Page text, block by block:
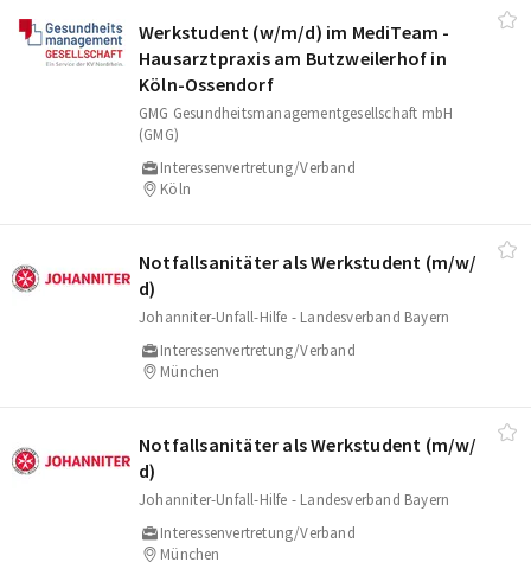
Werkstudent (w/​m/​d) im MediTeam -
Hausarztpraxis am Butzweilerhof in
Köln-Ossendorf
GMG Gesundheitsmanagementgesellschaft mbH
(GMG)
Interessenvertretung/Verband
Köln
Notfallsanitäter als Werkstudent (m/​w/​
d)
Johanniter-Unfall-Hilfe - Landesverband Bayern
Interessenvertretung/Verband
München
Notfallsanitäter als Werkstudent (m/​w/​
d)
Johanniter-Unfall-Hilfe - Landesverband Bayern
Interessenvertretung/Verband
München